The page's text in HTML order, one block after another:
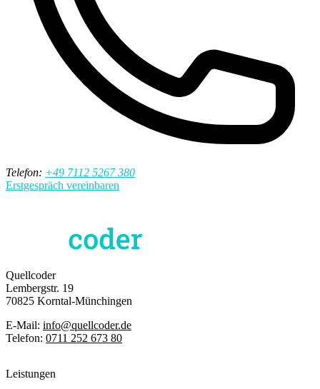
Telefon: +49 7112 5267 380
Erstgespräch vereinbaren
Quellcoder
Lembergstr. 19
70825 Korntal-Münchingen
E-Mail: info@quellcoder.de
Telefon: 0711 252 673 80
Leistungen